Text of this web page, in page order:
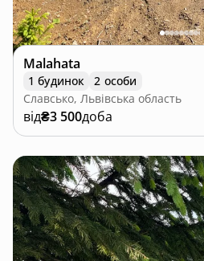
Malahata
1 будинок
2 особи
Славсько, Львівська область
від₴3 500доба